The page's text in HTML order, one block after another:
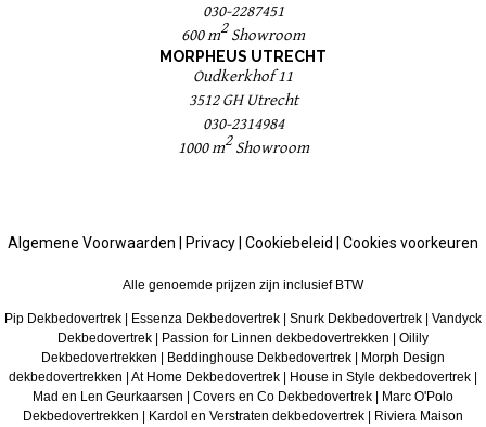
030-2287451
600 m2 Showroom
MORPHEUS UTRECHT
Oudkerkhof 11
3512 GH Utrecht
030-2314984
1000 m2Showroom
Algemene Voorwaarden | Privacy| Cookiebeleid | Cookies voorkeuren
Alle genoemde prijzen zijn inclusief BTW
Pip Dekbedovertrek | Essenza Dekbedovertrek | Snurk Dekbedovertrek | Vandyck
Dekbedovertrek | Passion for Linnen dekbedovertrekken | Oilily
Dekbedovertrekken | Beddinghouse Dekbedovertrek | Morph Design
dekbedovertrekken | At Home Dekbedovertrek | House in Style dekbedovertrek |
Mad en Len Geurkaarsen | Covers en Co Dekbedovertrek | Marc O'Polo
Dekbedovertrekken | Kardol en Verstraten dekbedovertrek | Riviera Maison